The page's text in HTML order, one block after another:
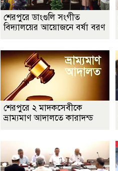
শেরপুরে ডাংগুলি সংগীত
বিদ্যালয়ের আয়োজনে বর্ষা বরণ
শেরপুরে ২ মাদকসেবীকে
ভ্রাম্যমাণ আদালতে কারাদন্ড